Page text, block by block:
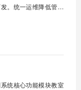
。统一运维降低管理
环境温湿度适宜。数
制。智能定时调度。
耗监测统计。故障预
统核心功能模块教室